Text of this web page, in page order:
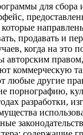
для
продавать и
когда на это
правом,
коммерческую
другие
порнографию,
разработки,